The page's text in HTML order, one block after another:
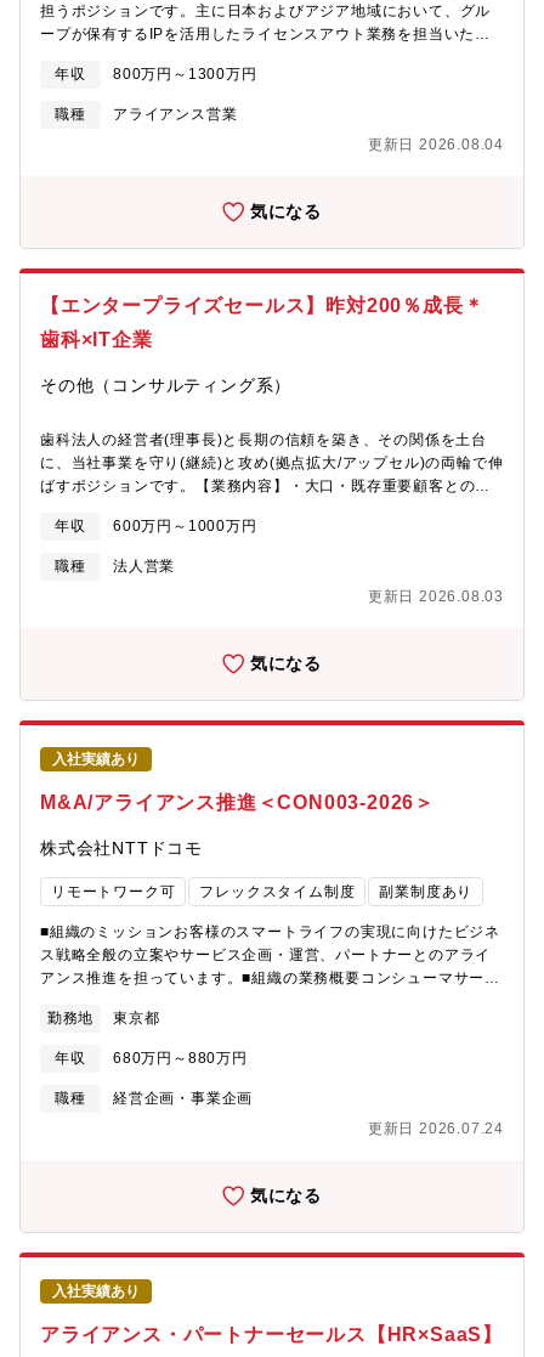
担うポジションです。主に日本およびアジア地域において、グル
ープが保有するIPを活用したライセンスアウト業務を担当いただ
営業活動■海外クライアントおよびエージェントとの折衝・関係構
築■稟議起案、契約書締結、IP監修などの関連業務
年収 800万円～1300万円
職種
アライアンス営業
更新日 2026.08.04
気になる
【エンタープライズセールス】昨対200％成長＊
歯科×IT企業
その他（コンサルティング系）
歯科法人の経営者(理事長)と長期の信頼を築き、その関係を土台
に、当社事業を守り(継続)と攻め(拠点拡大/アップセル)の両輪で伸
ばすポジションです。【業務内容】・大口・既存重要顧客との関
る・新規の大型アライアンス締結、既存顧客へのアップセルま
で、営業の全レンジを一人称で担う・業界キーマン・学会・企業
を巻き込み、市場そのものと会社の立ち位置をつくっていく・経
営者層と対等に渡り合いながら、無形のサービスを顧客事業の“根
業】私たちは、東京大学出身者が2名で共同創業し、WEBエンジ
が率いる急成長スタートアップです。アイディアとテクノロジー
はDXがほとんど進んでいない、かつ大手が構造的に参入しにく
います。毎年平均2倍超成長・全事業黒字化を達成し、エンジェル
す。2028年売上100億円を目指しています。【実績】・創業7年
目で、歯科領域で4事業を運営しすべて黒字化。社員約30名という
規模で、売上年間約30億を達成！＜to C（患者）側＞歯科医院の
矯正分野の集客における課題解決を目指して、手軽な価格での矯
正ブランドを立ち上げ×当社のマーケティング力を駆使して集客。
また、世界シェア1位の手軽な歯科矯正プロダクト・インビザライ
医院）側＞歯科医師の属人化の課題解決を目指して、歯科レント
院と共同で事業を開発/運営しており、歯科市場での深いネットワ
市場に特化・深堀りすることで業界理解・ネットワーク・現場デ
ータを溜められていること、それを活かしながら"to C（患
年収 600万円～1000万円
職種
法人営業
更新日 2026.08.03
気になる
入社実績あり
M&A/アライアンス推進＜CON003-2026＞
株式会社NTTドコモ
リモートワーク可 フレックスタイム制度 副業制度あり
■組織のミッションお客様のスマートライフの実現に向けたビジネ
ス戦略全般の立案やサービス企画・運営、パートナーとのアライ
アンス推進を担っています。■組織の業務概要コンシューマサービ
益）向上に向けた、M&Aを含む戦略的アライアンスを通じた新規
事業開発■担当いただく業務概要・コンシューマサービス事業領域
での新規ビジネス創出および価値創造に資するパートナー発掘と
協業提案・各案件のプロジェクト推進（シナジー仮説立案、新規
スクの遂行）・PMIプランの策定および投資後のシナジー実行支
グループ企業など）との連携・調整業務■業務の魅力・日々新しい
知識・ノウハウを吸収し、社会へ展開していくことができるとて
もやりがいのあるポストです。・ご自身の希望する又は専門性を
活かせる領域において、顧客基盤をはじめとした自社の幅広いア
セットの活用による新たな事業・サービスの創出が可能です。・
社内外の様々な関係者と共にサービスを一から作り上げることを
通じて、交渉調整能力、プロジェクトマネジメント能力など様々
なビジネススキルを身につけることができます。■候補者へのメッ
勤務地 東京都
年収 680万円～880万円
職種
経営企画・事業企画
更新日 2026.07.24
気になる
入社実績あり
アライアンス・パートナーセールス【HR×SaaS】